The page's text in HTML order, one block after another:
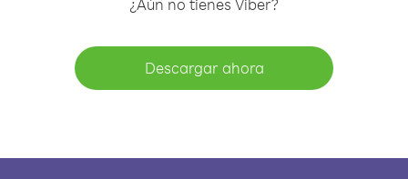
¿Aún no tienes Viber?
Descargar ahora